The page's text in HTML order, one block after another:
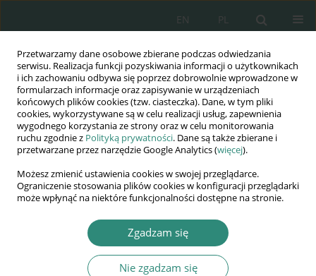
Przetwarzamy dane osobowe zbierane podczas odwiedzania
serwisu. Realizacja funkcji pozyskiwania informacji o użytkownikach
i ich zachowaniu odbywa się poprzez dobrowolnie wprowadzone w
formularzach informacje oraz zapisywanie w urządzeniach
końcowych plików cookies (tzw. ciasteczka). Dane, w tym pliki
cookies, wykorzystywane są w celu realizacji usług, zapewnienia
wygodnego korzystania ze strony oraz w celu monitorowania
ruchu zgodnie z Polityką prywatności. Dane są także zbierane i
przetwarzane przez narzędzie Google Analytics (więcej).
Możesz zmienić ustawienia cookies w swojej przeglądarce.
Ograniczenie stosowania plików cookies w konfiguracji przeglądarki
może wpłynąć na niektóre funkcjonalności dostępne na stronie.
Zgadzam się
Nie zgadzam się
PL
EN
Wydawnictwo
AWSGE
Akademia Nauk Stosowanych
WSGE
im. Alcide De Gasperi
Słowo kluczowebezpieczna
literatura dla dzieci